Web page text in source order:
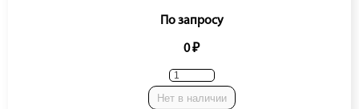
По запросу
0 ₽
Нет в наличии